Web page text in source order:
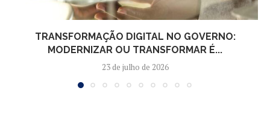
TRANSFORMAÇÃO DIGITAL NO GOVERNO:
MODERNIZAR OU TRANSFORMAR É...
23 de julho de 2026